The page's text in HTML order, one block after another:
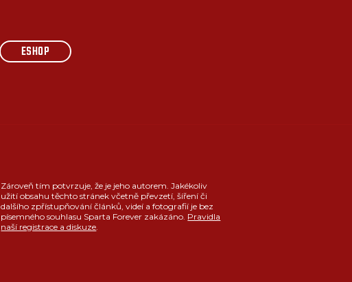
ESHOP
Zároveň tím potvrzuje, že je jeho autorem. Jakékoliv
užití obsahu těchto stránek včetně převzetí, šíření či
dalšího zpřístupňování článků, videí a fotografií je bez
písemného souhlasu Sparta Forever zakázáno. Pravidla
naší registrace a diskuze